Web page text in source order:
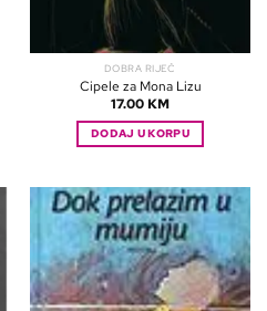
DOBRA RIJEČ
Cipele za Mona Lizu
17.00 KM
DODAJ U KORPU